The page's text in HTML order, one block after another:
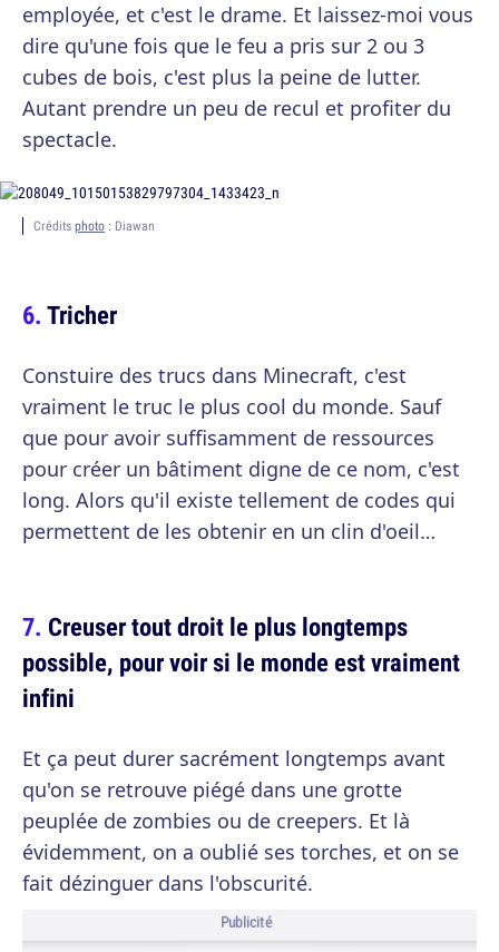
employée, et c'est le drame. Et laissez-moi vous
dire qu'une fois que le feu a pris sur 2 ou 3
cubes de bois, c'est plus la peine de lutter.
Autant prendre un peu de recul et profiter du
spectacle.
Crédits photo : Diawan
Tricher
Constuire des trucs dans Minecraft, c'est
vraiment le truc le plus cool du monde. Sauf
que pour avoir suffisamment de ressources
pour créer un bâtiment digne de ce nom, c'est
long. Alors qu'il existe tellement de codes qui
permettent de les obtenir en un clin d'oeil…
Creuser tout droit le plus longtemps
possible, pour voir si le monde est vraiment
infini
Et ça peut durer sacrément longtemps avant
qu'on se retrouve piégé dans une grotte
peuplée de zombies ou de creepers. Et là
évidemment, on a oublié ses torches, et on se
fait dézinguer dans l'obscurité.
Publicité